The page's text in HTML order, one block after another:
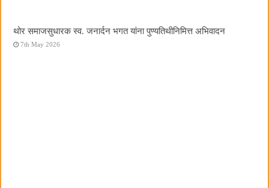
थोर समाजसुधारक स्व. जनार्दन भगत यांना पुण्यतिथीनिमित्त अभिवादन
7th May 2026